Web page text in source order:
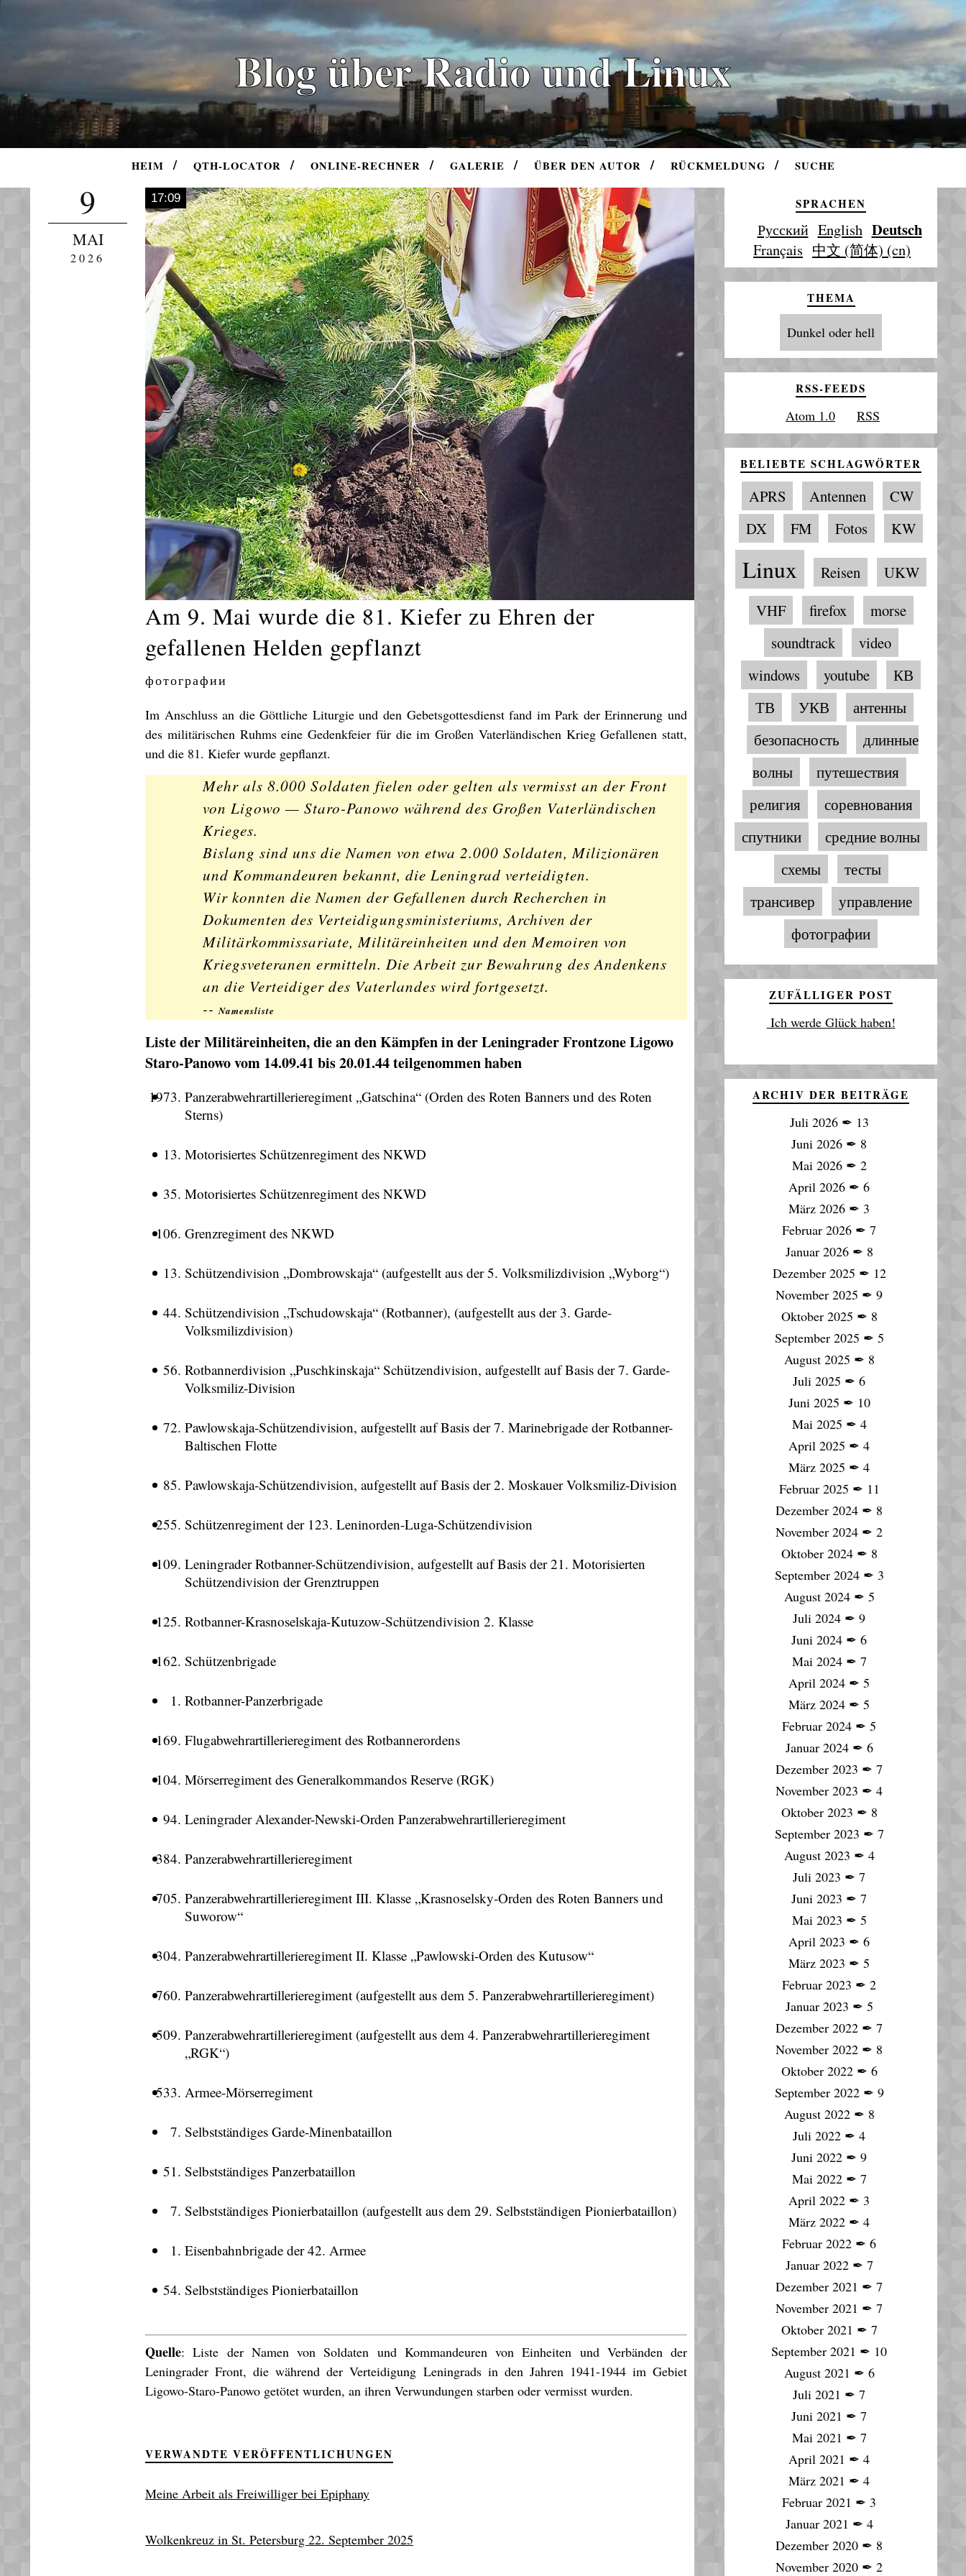
Blog über Radio und Linux
HEIM QTH-LOCATOR ONLINE-RECHNER GALERIE ÜBER DEN AUTOR RÜCKMELDUNG SUCHE
9
MAI
2026
17:09
Am 9. Mai wurde die 81. Kiefer zu Ehren der
gefallenen Helden gepflanzt
фотографии
Im Anschluss an die Göttliche Liturgie und den Gebetsgottesdienst fand im Park der Erinnerung und
des militärischen Ruhms eine Gedenkfeier für die im Großen Vaterländischen Krieg Gefallenen statt,
und die 81. Kiefer wurde gepflanzt.
Mehr als 8.000 Soldaten fielen oder gelten als vermisst an der Front
von Ligowo — Staro-Panowo während des Großen Vaterländischen
Krieges.
Bislang sind uns die Namen von etwa 2.000 Soldaten, Milizionären
und Kommandeuren bekannt, die Leningrad verteidigten.
Wir konnten die Namen der Gefallenen durch Recherchen in
Dokumenten des Verteidigungsministeriums, Archiven der
Militärkommissariate, Militäreinheiten und den Memoiren von
Kriegsveteranen ermitteln. Die Arbeit zur Bewahrung des Andenkens
an die Verteidiger des Vaterlandes wird fortgesetzt.
--Namensliste
Liste der Militäreinheiten, die an den Kämpfen in der Leningrader Frontzone Ligowo
Staro-Panowo vom 14.09.41 bis 20.01.44 teilgenommen haben
Panzerabwehrartillerieregiment „Gatschina“ (Orden des Roten Banners und des Roten
Sterns)
Motorisiertes Schützenregiment des NKWD
Motorisiertes Schützenregiment des NKWD
Grenzregiment des NKWD
Schützendivision „Dombrowskaja“ (aufgestellt aus der 5. Volksmilizdivision „Wyborg“)
Schützendivision „Tschudowskaja“ (Rotbanner), (aufgestellt aus der 3. Garde-
Volksmilizdivision)
Rotbannerdivision „Puschkinskaja“ Schützendivision, aufgestellt auf Basis der 7. Garde-
Volksmiliz-Division
Pawlowskaja-Schützendivision, aufgestellt auf Basis der 7. Marinebrigade der Rotbanner-
Baltischen Flotte
Pawlowskaja-Schützendivision, aufgestellt auf Basis der 2. Moskauer Volksmiliz-Division
Schützenregiment der 123. Leninorden-Luga-Schützendivision
Leningrader Rotbanner-Schützendivision, aufgestellt auf Basis der 21. Motorisierten
Schützendivision der Grenztruppen
Rotbanner-Krasnoselskaja-Kutuzow-Schützendivision 2. Klasse
Schützenbrigade
Rotbanner-Panzerbrigade
Flugabwehrartillerieregiment des Rotbannerordens
Mörserregiment des Generalkommandos Reserve (RGK)
Leningrader Alexander-Newski-Orden Panzerabwehrartillerieregiment
Panzerabwehrartillerieregiment
Panzerabwehrartillerieregiment III. Klasse „Krasnoselsky-Orden des Roten Banners und
Suworow“
Panzerabwehrartillerieregiment II. Klasse „Pawlowski-Orden des Kutusow“
Panzerabwehrartillerieregiment (aufgestellt aus dem 5. Panzerabwehrartillerieregiment)
Panzerabwehrartillerieregiment (aufgestellt aus dem 4. Panzerabwehrartillerieregiment
„RGK“)
Armee-Mörserregiment
Selbstständiges Garde-Minenbataillon
Selbstständiges Panzerbataillon
Selbstständiges Pionierbataillon (aufgestellt aus dem 29. Selbstständigen Pionierbataillon)
Eisenbahnbrigade der 42. Armee
Selbstständiges Pionierbataillon
Quelle: Liste der Namen von Soldaten und Kommandeuren von Einheiten und Verbänden der
Leningrader Front, die während der Verteidigung Leningrads in den Jahren 1941-1944 im Gebiet
Ligowo-Staro-Panowo getötet wurden, an ihren Verwundungen starben oder vermisst wurden.
VERWANDTE VERÖFFENTLICHUNGEN
Meine Arbeit als Freiwilliger bei Epiphany
Wolkenkreuz in St. Petersburg 22. September 2025
SPRACHEN
Русский English Deutsch
Français 中文 (简体) (cn)
THEMA
Dunkel oder hell
RSS-FEEDS
Atom 1.0 RSS
BELIEBTE SCHLAGWÖRTER
APRS Antennen
CW
DX
FM Fotos KW
Linux Reisen
UKW
VHF
firefox
morse
soundtrack
video
windows
youtube
КВ
ТВ
УКВ
антенны
безопасность
длинные
волны
путешествия
религия
соревнования
спутники
средние волны
схемы
тесты
трансивер
управление
фотографии
ZUFÄLLIGER POST
Ich werde Glück haben!
ARCHIV DER BEITRÄGE
Juli 2026✒ 13
Juni 2026 ✒ 8
Mai 2026✒ 2
April 2026 ✒ 6
März 2026 ✒ 3
Februar 2026 ✒ 7
Januar 2026✒ 8
Dezember 2025 ✒ 12
November 2025 ✒ 9
Oktober 2025 ✒ 8
September 2025 ✒ 5
August 2025 ✒ 8
Juli 2025 ✒ 6
Juni 2025 ✒ 10
Mai 2025 ✒ 4
April 2025 ✒ 4
März 2025 ✒ 4
Februar 2025 ✒ 11
Dezember 2024 ✒ 8
November 2024 ✒ 2
Oktober 2024✒ 8
September 2024✒ 3
August 2024✒ 5
Juli 2024 ✒ 9
Juni 2024 ✒ 6
Mai 2024✒ 7
April 2024 ✒ 5
März 2024 ✒ 5
Februar 2024 ✒ 5
Januar 2024✒ 6
Dezember 2023 ✒ 7
November 2023 ✒ 4
Oktober 2023 ✒ 8
September 2023 ✒ 7
August 2023 ✒ 4
Juli 2023 ✒ 7
Juni 2023 ✒ 7
Mai 2023 ✒ 5
April 2023 ✒ 6
März 2023 ✒ 5
Februar 2023 ✒ 2
Januar 2023 ✒ 5
Dezember 2022 ✒ 7
November 2022 ✒ 8
Oktober 2022✒ 6
September 2022✒ 9
August 2022✒ 8
Juli 2022 ✒ 4
Juni 2022 ✒ 9
Mai 2022✒ 7
April 2022 ✒ 3
März 2022 ✒ 4
Februar 2022 ✒ 6
Januar 2022✒ 7
Dezember 2021 ✒ 7
November 2021 ✒ 7
Oktober 2021 ✒ 7
September 2021 ✒ 10
August 2021 ✒ 6
Juli 2021 ✒ 7
Juni 2021 ✒ 7
Mai 2021 ✒ 7
April 2021 ✒ 4
März 2021 ✒ 4
Februar 2021 ✒ 3
Januar 2021 ✒ 4
Dezember 2020 ✒ 8
November 2020 ✒ 2